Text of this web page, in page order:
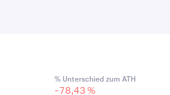
% Unterschied zum ATH
-78,43 %